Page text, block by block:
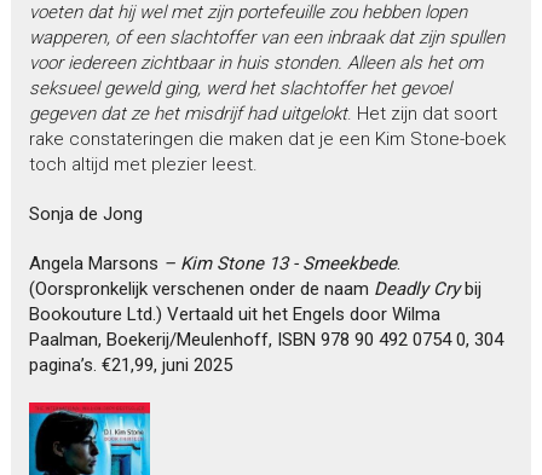
voeten dat hij wel met zijn portefeuille zou hebben lopen
wapperen, of een slachtoffer van een inbraak dat zijn spullen
voor iedereen zichtbaar in huis stonden. Alleen als het om
seksueel geweld ging, werd het slachtoffer het gevoel
gegeven dat ze het misdrijf had uitgelokt. Het zijn dat soort
rake constateringen die maken dat je een Kim Stone-boek
toch altijd met plezier leest.
Sonja de Jong
Angela Marsons – Kim Stone 13 - Smeekbede.
(Oorspronkelijk verschenen onder de naam Deadly Crybij
Bookouture Ltd.) Vertaald uit het Engels door Wilma
Paalman, Boekerij/Meulenhoff, ISBN 978 90 492 0754 0, 304
pagina’s. €21,99, juni 2025